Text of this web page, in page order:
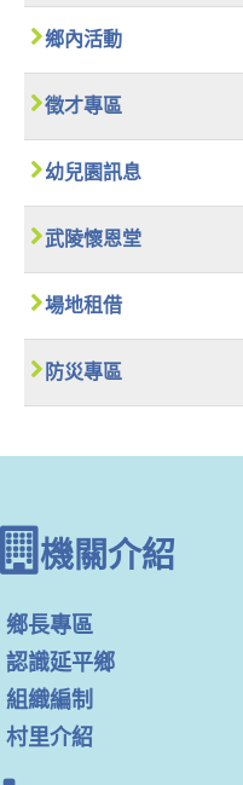
鄉內活動
徵才專區
幼兒園訊息
武陵懷恩堂
場地租借
防災專區
機關介紹
鄉長專區
認識延平鄉
組織編制
村里介紹